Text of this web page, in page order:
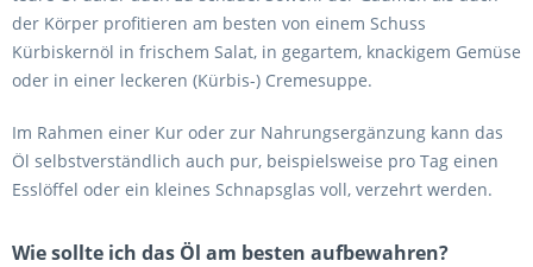
der Körper profitieren am besten von einem Schuss
Kürbiskernöl in frischem Salat, in gegartem, knackigem Gemüse
oder in einer leckeren (Kürbis-) Cremesuppe.
Im Rahmen einer Kur oder zur Nahrungsergänzung kann das
Öl selbstverständlich auch pur, beispielsweise pro Tag einen
Esslöffel oder ein kleines Schnapsglas voll, verzehrt werden.
Wie sollte ich das Öl am besten aufbewahren?